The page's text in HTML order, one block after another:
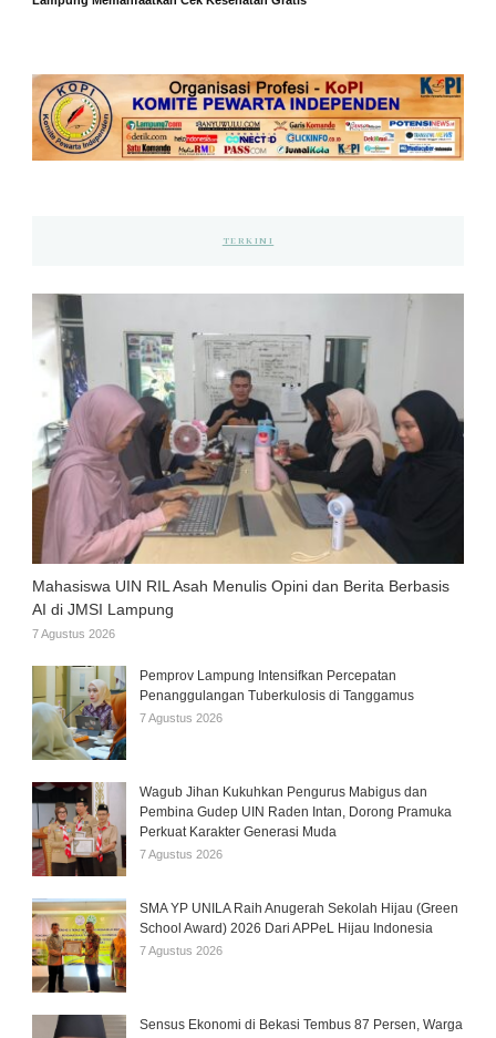
TERKINI
Mahasiswa UIN RIL Asah Menulis Opini dan Berita Berbasis
AI di JMSI Lampung
7 Agustus 2026
Pemprov Lampung Intensifkan Percepatan
Penanggulangan Tuberkulosis di Tanggamus
7 Agustus 2026
Wagub Jihan Kukuhkan Pengurus Mabigus dan
Pembina Gudep UIN Raden Intan, Dorong Pramuka
Perkuat Karakter Generasi Muda
7 Agustus 2026
SMA YP UNILA Raih Anugerah Sekolah Hijau (Green
School Award) 2026 Dari APPeL Hijau Indonesia
7 Agustus 2026
Sensus Ekonomi di Bekasi Tembus 87 Persen, Warga